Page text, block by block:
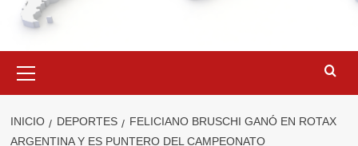
primario
INICIO DEPORTES
FELICIANO BRUSCHI GANÓ EN ROTAX
ARGENTINA Y ES PUNTERO DEL CAMPEONATO